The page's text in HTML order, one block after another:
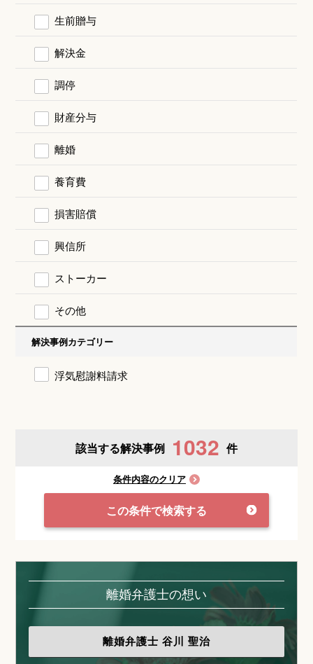
生前贈与
解決金
調停
財産分与
離婚
養育費
損害賠償
興信所
ストーカー
その他
解決事例カテゴリー
浮気慰謝料請求
該当する解決事例 1032 件
条件内容のクリア
この条件で検索する
離婚弁護士の想い
離婚弁護士 谷川 聖治